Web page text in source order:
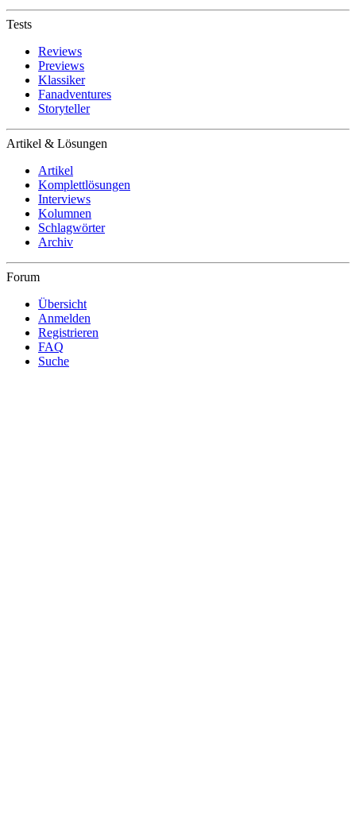
Tests
Reviews
Previews
Klassiker
Fanadventures
Storyteller
Artikel & Lösungen
Artikel
Komplettlösungen
Interviews
Kolumnen
Schlagwörter
Archiv
Forum
Übersicht
Anmelden
Registrieren
FAQ
Suche